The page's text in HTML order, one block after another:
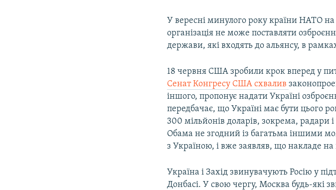
У вересні минулого року країни НАТО на
організація не може поставляти
держави, які входять до альянсу, в
18 червня США зробили крок вперед у
Сенат Конгресу США схвалив
іншого, пропонує надати Україні
передбачає, що Україні має бути цього
300 мільйонів доларів, зокрема, радари
Обама не згодний із багатьма іншими
з Україною, і вже заявляв, що накладе на
Україна і Захід звинувачують Росію у
Донбасі. У свою чергу, Москва будь-які